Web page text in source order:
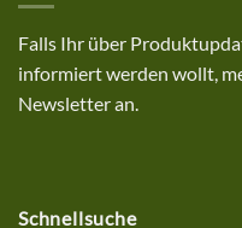
deinen
Einkauf
bei
uns
mit
einem
Falls Ihr über
informiert werden wollt,
Newsletter an.
Schnellsuche